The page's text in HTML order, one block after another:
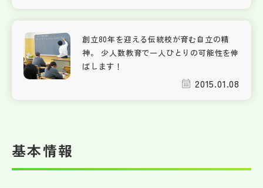
創立80年を迎える伝統校が育む自立の精
神。 少人数教育で一人ひとりの可能性を伸
ばします！
2015.01.08
基本情報